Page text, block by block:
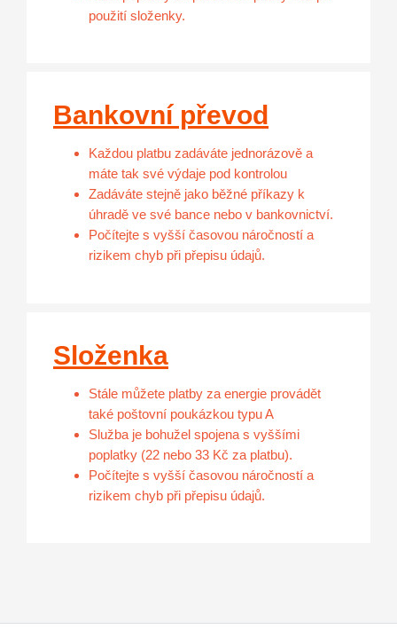
použití složenky.
Bankovní převod
Každou platbu zadáváte jednorázově a
máte tak své výdaje pod kontrolou
Zadáváte stejně jako běžné příkazy k
úhradě ve své bance nebo v bankovnictví.
Počítejte s vyšší časovou náročností a
rizikem chyb při přepisu údajů.
Složenka
Stále můžete platby za energie provádět
také poštovní poukázkou typu A
Služba je bohužel spojena s vyššími
poplatky (22 nebo 33 Kč za platbu).
Počítejte s vyšší časovou náročností a
rizikem chyb při přepisu údajů.